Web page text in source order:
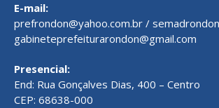
E-mail:
prefrondon@yahoo.com.br /
gabineteprefeiturarondon@gmail.com
Presencial:
End: Rua Gonçalves Dias, 400 – Centro
CEP: 68638-000